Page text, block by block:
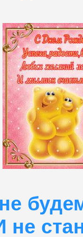
не